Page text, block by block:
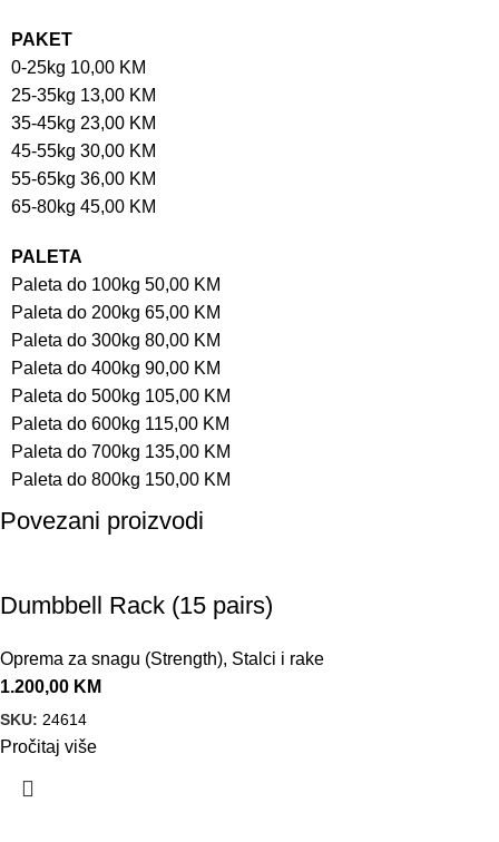
PAKET
0-25kg 10,00 KM
25-35kg 13,00 KM
35-45kg 23,00 KM
45-55kg 30,00 KM
55-65kg 36,00 KM
65-80kg 45,00 KM
PALETA
Paleta do 100kg 50,00 KM
Paleta do 200kg 65,00 KM
Paleta do 300kg 80,00 KM
Paleta do 400kg 90,00 KM
Paleta do 500kg 105,00 KM
Paleta do 600kg 115,00 KM
Paleta do 700kg 135,00 KM
Paleta do 800kg 150,00 KM
Povezani proizvodi
Dumbbell Rack (15 pairs)
Oprema za snagu (Strength), Stalci i rake
1.200,00 KM
SKU: 24614
Pročitaj više